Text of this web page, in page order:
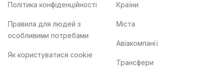
Політика конфіденційності
Правила для людей з
особливими потребами
Як користуватися cookie
Країни
Міста
Авіакомпанії
Трансфери